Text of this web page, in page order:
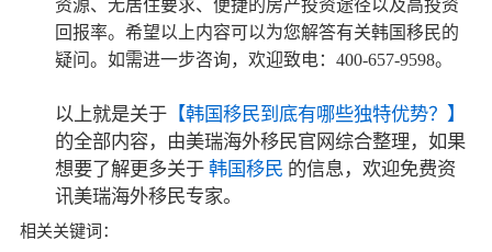
资源、无居住要求、便捷的房产投资途径以及高投资
回报率。希望以上内容可以为您解答有关韩国移民的
疑问。如需进一步咨询，欢迎致电：400-657-9598。
以上就是关于 【韩国移民到底有哪些独特优势？】
的全部内容，由美瑞海外移民官网综合整理，如果
想要了解更多关于韩国移民 的信息，欢迎免费资
讯美瑞海外移民专家。
相关关键词：